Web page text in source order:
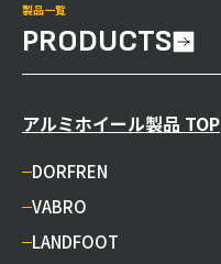
製品一覧
PRODUCTS
アルミホイール製品 TOP
DORFREN
VABRO
LANDFOOT